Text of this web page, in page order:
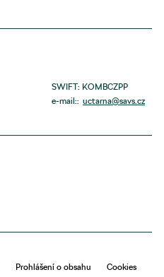
SWIFT: KOMBCZPP
e-mail:: uctarna@savs.cz
Prohlášení o obsahu Cookies